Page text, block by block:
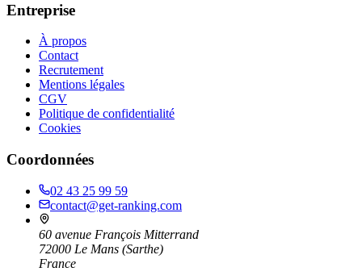
Entreprise
À propos
Contact
Recrutement
Mentions légales
CGV
Politique de confidentialité
Cookies
Coordonnées
02 43 25 99 59
contact@get-ranking.com
60 avenue François Mitterrand
72000 Le Mans (Sarthe)
France